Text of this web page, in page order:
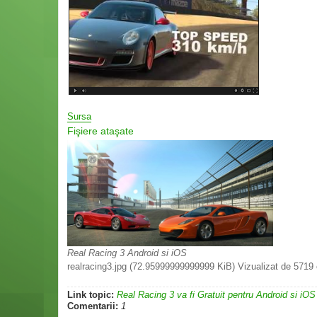
Sursa
Fişiere ataşate
Real Racing 3 Android si iOS
realracing3.jpg (72.95999999999999 KiB) Vizualizat de 5719
Link topic: Real Racing 3 va fi Gratuit pentru Android si iOS
Comentarii: 1